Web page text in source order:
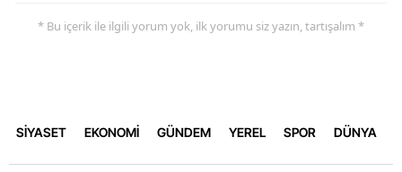
* Bu içerik ile ilgili yorum yok, ilk yorumu siz yazın, tartışalım *
SİYASET EKONOMİ GÜNDEM YEREL SPOR DÜNYA